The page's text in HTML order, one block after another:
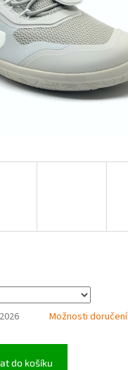
Možnosti doručení
do košíku